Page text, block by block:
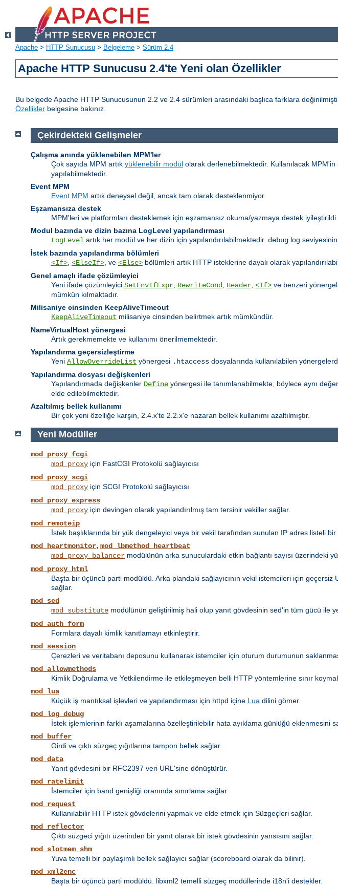
Apache > HTTP Sunucusu > Belgeleme > Sürüm 2.4
Apache HTTP Sunucusu 2.4'te Yeni olan Özellikler
Bu belgede Apache HTTP Sunucusunun 2.2 ve 2.4 sürümleri arasındaki başlıca farklara
Özellikler belgesine bakınız.
Çekirdekteki Gelişmeler
Çalışma anında yüklenebilen MPM'ler
Çok sayıda MPM artık yüklenebilir modül olarak derlenebilmektedir. Kullanılacak MPM'in
yapılabilmektedir.
Event MPM
Event MPM artık deneysel değil, ancak tam olarak desteklenmiyor.
Eşzamansıza destek
MPM'leri ve platformları desteklemek için eşzamansız okuma/yazmaya destek iyileştirildi.
Modul bazında ve dizin bazına LogLevel yapılandırması
LogLevel artık her modül ve her dizin için yapılandırılabilmektedir. debug log
İstek bazında yapılandırma bölümleri
<If> <ElseIf> , ve <Else> bölümleri artık HTTP isteklerine dayalı olarak
Genel amaçlı ifade çözümleyici
Yeni ifade çözümleyici SetEnvIfExpr RewriteCond Header <If> ve benzeri
mümkün kılmaktadır.
Milisaniye cinsinden KeepAliveTimeout
KeepAliveTimeout milisaniye cinsinden belirtmek artık mümkündür.
NameVirtualHost yönergesi
Artık gerekmemekte ve kullanımı önerilmemektedir.
Yapılandırma geçersizleştirme
Yeni AllowOverrideList yönergesi .htaccess dosyalarında kullanılabilen
Yapılandırma dosyası değişkenleri
Yapılandırmada değişkenler Define yönergesi ile tanımlanabilmekte, böylece aynı
elde edilebilmektedir.
Azaltılmış bellek kullanımı
Bir çok yeni özelliğe karşın, 2.4.x'te 2.2.x'e nazaran bellek kullanımı azaltılmıştır.
Yeni Modüller
mod_proxy_fcgi
mod_proxy için FastCGI Protokolü sağlayıcısı
mod_proxy_scgi
mod_proxy için SCGI Protokolü sağlayıcısı
mod_proxy_express
mod_proxy için devingen olarak yapılandırılmış tam tersinir vekiller sağlar.
mod_remoteip
İstek başlıklarında bir yük dengeleyici veya bir vekil tarafından sunulan IP adres listeli
mod_heartmonitor, mod_lbmethod_heartbeat
mod_proxy_balancer modülünün arka sunuculardaki etkin bağlantı sayısı üzerindeki
mod_proxy_html
Başta bir üçüncü parti modüldü. Arka plandaki sağlayıcının vekil istemcileri için
sağlar.
mod_sed
mod_substitute modülünün geliştirilmiş hali olup yanıt gövdesinin sed'in tüm gücü ile
mod_auth_form
Formlara dayalı kimlik kanıtlamayı etkinleştirir.
mod_session
Çerezleri ve veritabanı deposunu kullanarak istemciler için oturum durumunun
mod_allowmethods
Kimlik Doğrulama ve Yetkilendirme ile etkileşmeyen belli HTTP yöntemlerine sınır
mod_lua
Küçük iş mantıksal işlevleri ve yapılandırması için httpd içine Lua dilini gömer.
mod_log_debug
İstek işlemlerinin farklı aşamalarına özelleştirilebilir hata ayıklama günlüğü eklenmesini
mod_buffer
Girdi ve çıktı süzgeç yığıtlarına tampon bellek sağlar.
mod_data
Yanıt gövdesini bir RFC2397 veri URL'sine dönüştürür.
mod_ratelimit
İstemciler için band genişliği oranında sınırlama sağlar.
mod_request
Kullanılabilir HTTP istek gövdelerini yapmak ve elde etmek için Süzgeçleri sağlar.
mod_reflector
Çıktı süzgeci yığıtı üzerinden bir yanıt olarak bir istek gövdesinin yansısını sağlar.
mod_slotmem_shm
Yuva temelli bir paylaşımlı bellek sağlayıcı sağlar (scoreboard olarak da bilinir).
mod_xml2enc
Başta bir üçüncü parti modüldü. libxml2 temelli süzgeç modüllerinde i18n'i destekler.